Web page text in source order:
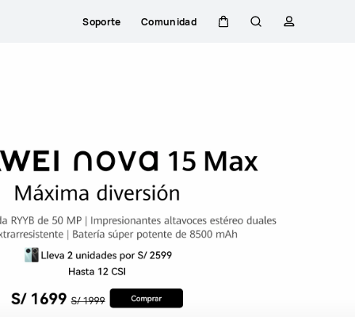
Soporte Comunidad